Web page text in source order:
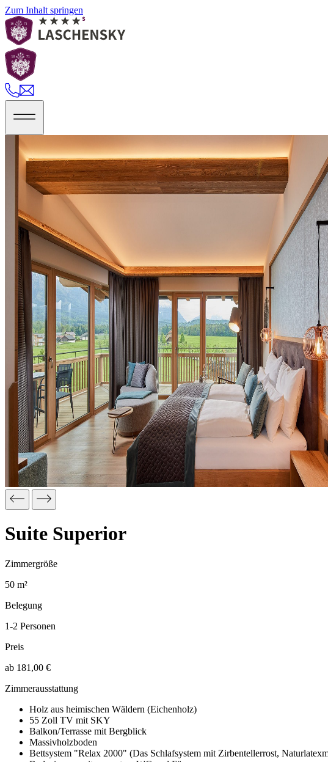
Zum Inhalt springen
Suite Superior
Zimmergröße
50 m²
Belegung
1-2 Personen
Preis
ab 181,00 €
Zimmerausstattung
Holz aus heimischen Wäldern (Eichenholz)
55 Zoll TV mit SKY
Balkon/Terrasse mit Bergblick
Massivholzboden
Bettsystem "Relax 2000" (Das Schlafsystem mit Zirbentellerrost,